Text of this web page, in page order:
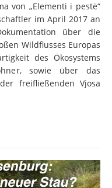
von „Elementi i pestë“
im April 2017 an
über die
Wildflusses Europas
des Ökosystems
sowie über das
freifließenden Vjosa